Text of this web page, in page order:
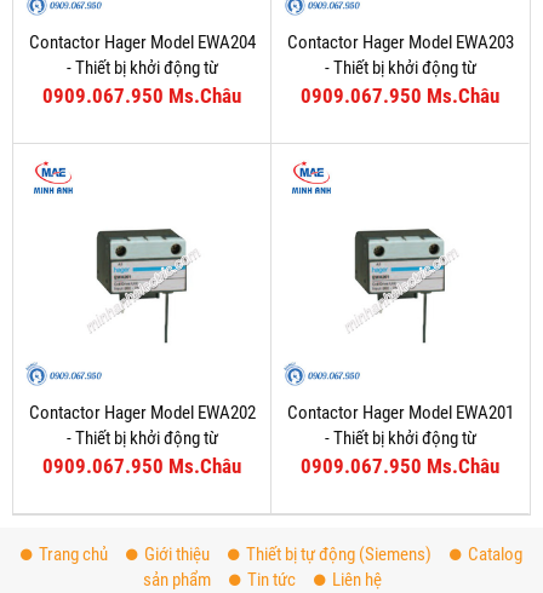
Contactor Hager Model EWA204
- Thiết bị khởi động từ
0909.067.950 Ms.Châu
Contactor Hager Model EWA203
- Thiết bị khởi động từ
0909.067.950 Ms.Châu
Contactor Hager Model EWA202
- Thiết bị khởi động từ
0909.067.950 Ms.Châu
Contactor Hager Model EWA201
- Thiết bị khởi động từ
0909.067.950 Ms.Châu
Trang chủ Giới thiệu Thiết bị tự động (Siemens)
Catalog
sản phẩm
Tin tức Liên hệ